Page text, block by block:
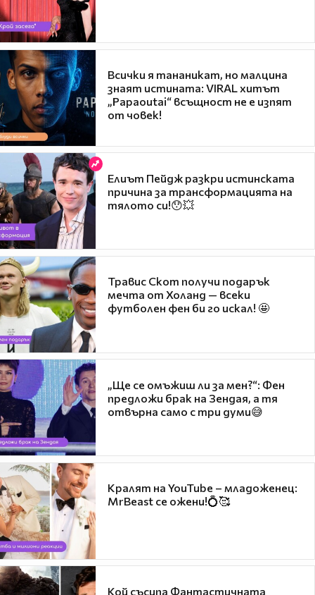
Всички я тананикат, но малцина
знаят истината: VIRAL хитът
„Papaoutai“ всъщност не е изпят
от човек!
Елиът Пейдж разкри истинската
причина за трансформацията на
тялото си!😯💥
Травис Скот получи подарък
мечта от Холанд — всеки
футболен фен би го искал! 🤩
„Ще се омъжиш ли за мен?“: Фен
предложи брак на Зендая, а тя
отвърна само с три думи😅
Кралят на YouTube – младоженец:
MrBeast се ожени!💍🥰
Кой съсипа Фантастичната